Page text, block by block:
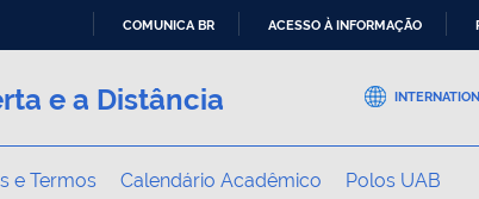
PARA
CONTEÚDO
COMUNICA BR ACESSO À INFORMAÇÃO
e a Distância
e Termos Calendário Acadêmico Polos UAB